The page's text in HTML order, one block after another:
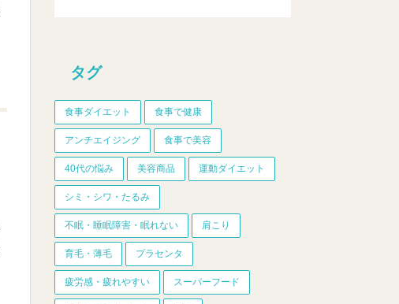
タグ
食事ダイエット 食事で健康
アンチエイジング 食事で美容
40代の悩み 美容商品 運動ダイエット
シミ・シワ・たるみ
不眠・睡眠障害・眠れない 肩こり
育毛・薄毛 プラセンタ
疲労感・疲れやすい スーパーフード